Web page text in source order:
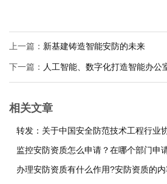
上一篇： 新基建铸造智能安防的未来
下一篇： 人工智能、数字化打造智能办公
相关文章
监控安防资质怎么申请？在哪个部门申
办理安防资质有什么作用?安防资质的内